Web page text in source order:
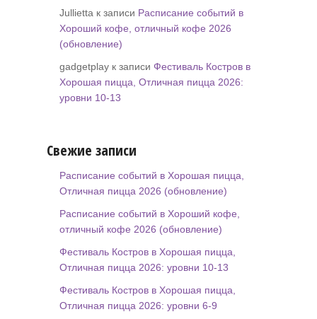
Jullietta к записи Расписание событий в
Хороший кофе, отличный кофе 2026
(обновление)
gadgetplay к записи Фестиваль Костров в
Хорошая пицца, Отличная пицца 2026:
уровни 10-13
Свежие записи
Расписание событий в Хорошая пицца,
Отличная пицца 2026 (обновление)
Расписание событий в Хороший кофе,
отличный кофе 2026 (обновление)
Фестиваль Костров в Хорошая пицца,
Отличная пицца 2026: уровни 10-13
Фестиваль Костров в Хорошая пицца,
Отличная пицца 2026: уровни 6-9